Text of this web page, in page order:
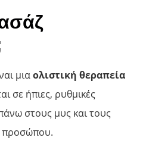
μιαολιστική θεραπεία
σε ήπιες, ρυθμικές
στους μυς και τους
προσώπου.